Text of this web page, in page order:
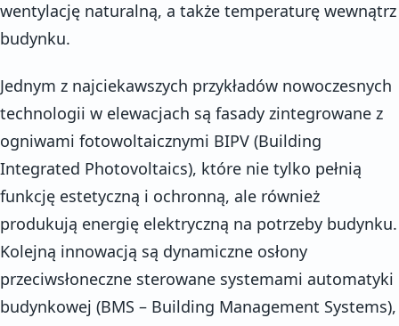
wentylację naturalną, a także temperaturę wewnątrz
budynku.
Jednym z najciekawszych przykładów nowoczesnych
technologii w elewacjach są fasady zintegrowane z
ogniwami fotowoltaicznymi BIPV (Building
Integrated Photovoltaics), które nie tylko pełnią
funkcję estetyczną i ochronną, ale również
produkują energię elektryczną na potrzeby budynku.
Kolejną innowacją są dynamiczne osłony
przeciwsłoneczne sterowane systemami automatyki
budynkowej (BMS – Building Management Systems),